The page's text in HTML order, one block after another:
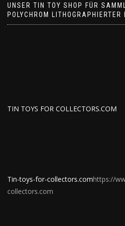
UNSER TIN TOY SHOP FÜR
POLYCHROM LITHOGRAPHIERTER
TIN TOYS FOR COLLECTORS.COM
Tin-toys-for-collectors.comhttps://
collectors.com